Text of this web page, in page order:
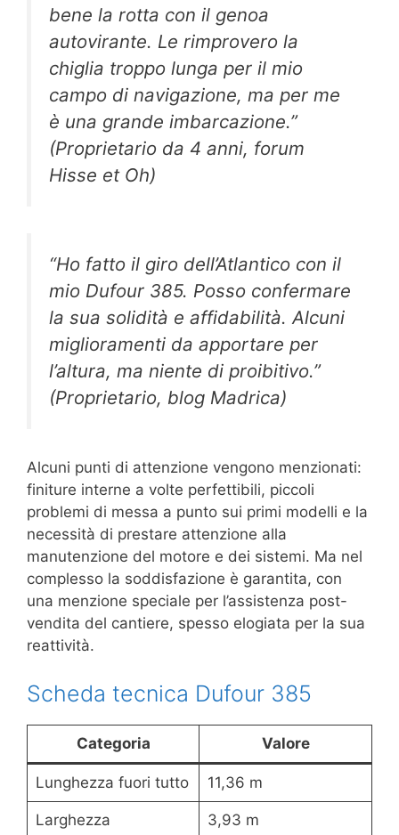
bene la rotta con il genoa
autovirante. Le rimprovero la
chiglia troppo lunga per il mio
campo di navigazione, ma per me
è una grande imbarcazione.”
(Proprietario da 4 anni, forum
Hisse et Oh)
“Ho fatto il giro dell’Atlantico con il
mio Dufour 385. Posso confermare
la sua solidità e affidabilità. Alcuni
miglioramenti da apportare per
l’altura, ma niente di proibitivo.”
(Proprietario, blog Madrica)
Alcuni punti di attenzione vengono menzionati:
finiture interne a volte perfettibili, piccoli
problemi di messa a punto sui primi modelli e la
necessità di prestare attenzione alla
manutenzione del motore e dei sistemi. Ma nel
complesso la soddisfazione è garantita, con
una menzione speciale per l’assistenza post-
vendita del cantiere, spesso elogiata per la sua
reattività.
Scheda tecnica Dufour 385
Categoria Valore
Lunghezza fuori tutto 11,36 m
Larghezza 3,93 m